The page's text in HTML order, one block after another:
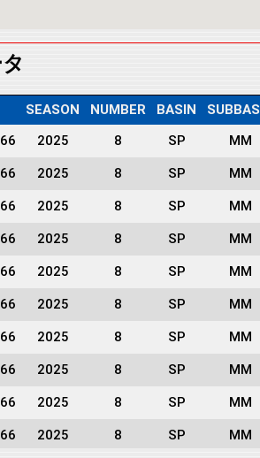
SEASON NUMBER BASIN
2025 8 SP MM
2025 8 SP MM
2025 8 SP MM
2025 8 SP MM
2025 8 SP MM
2025 8 SP MM
2025 8 SP MM
2025 8 SP MM
2025 8 SP MM
2025 8 SP MM